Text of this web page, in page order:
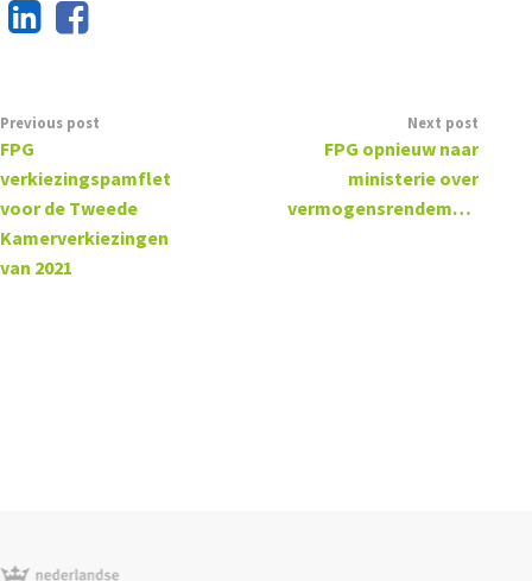
Previous post
FPG
verkiezingspamflet
voor de Tweede
Kamerverkiezingen
van 2021
Next post
FPG opnieuw naar
ministerie over
vermogensrendementsheffing